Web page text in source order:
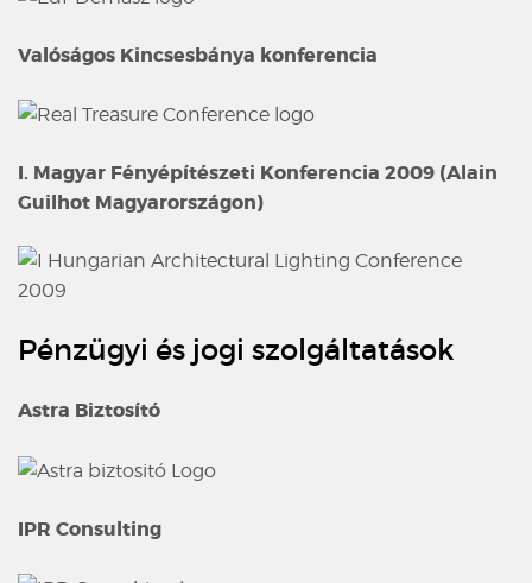
Valóságos Kincsesbánya konferencia
I. Magyar Fényépítészeti Konferencia 2009 (Alain
Guilhot Magyarországon)
Pénzügyi és jogi szolgáltatások
Astra Biztosító
IPR Consulting